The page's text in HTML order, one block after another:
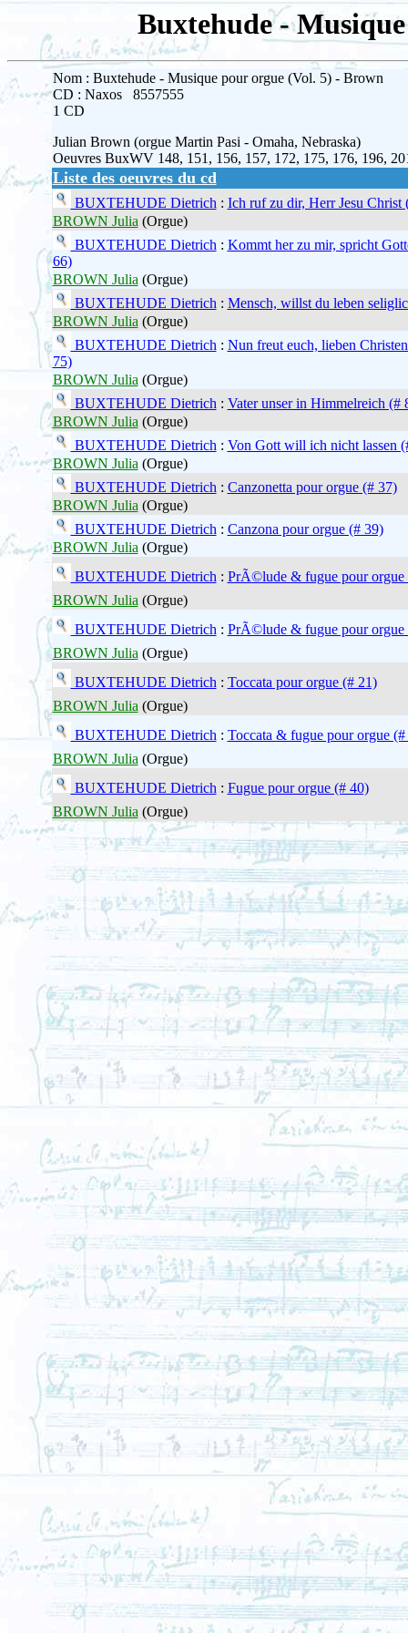
Buxtehude -
Nom : Buxtehude - Musique pour orgue (Vol. 5) - Brown
CD : Naxos 8557555
1 CD
Julian Brown (orgue Martin Pasi - Omaha, Nebraska)
Oeuvres BuxWV 148, 151, 156, 157, 172, 175, 176, 196,
Liste des oeuvres du cd
BUXTEHUDE Dietrich: Ich ruf zu dir, Herr Jesu Christ
BROWN Julia(Orgue)
BUXTEHUDE Dietrich: Kommt her zu mir, spricht
66)
BROWN Julia(Orgue)
BUXTEHUDE Dietrich: Mensch, willst du leben
BROWN Julia(Orgue)
BUXTEHUDE Dietrich: Nun freut euch, lieben
75)
BROWN Julia(Orgue)
BUXTEHUDE Dietrich: Vater unser in Himmelreich (#
BROWN Julia(Orgue)
BUXTEHUDE Dietrich: Von Gott will ich nicht lassen
BROWN Julia(Orgue)
BUXTEHUDE Dietrich: Canzonetta pour orgue (# 37)
BROWN Julia(Orgue)
BUXTEHUDE Dietrich: Canzona pour orgue (# 39)
BROWN Julia(Orgue)
BUXTEHUDE Dietrich: PrÃ©lude & fugue pour orgue
BROWN Julia(Orgue)
BUXTEHUDE Dietrich: PrÃ©lude & fugue pour orgue
BROWN Julia(Orgue)
BUXTEHUDE Dietrich: Toccata pour orgue (# 21)
BROWN Julia(Orgue)
BUXTEHUDE Dietrich: Toccata & fugue pour orgue (#
BROWN Julia(Orgue)
BUXTEHUDE Dietrich: Fugue pour orgue (# 40)
BROWN Julia(Orgue)